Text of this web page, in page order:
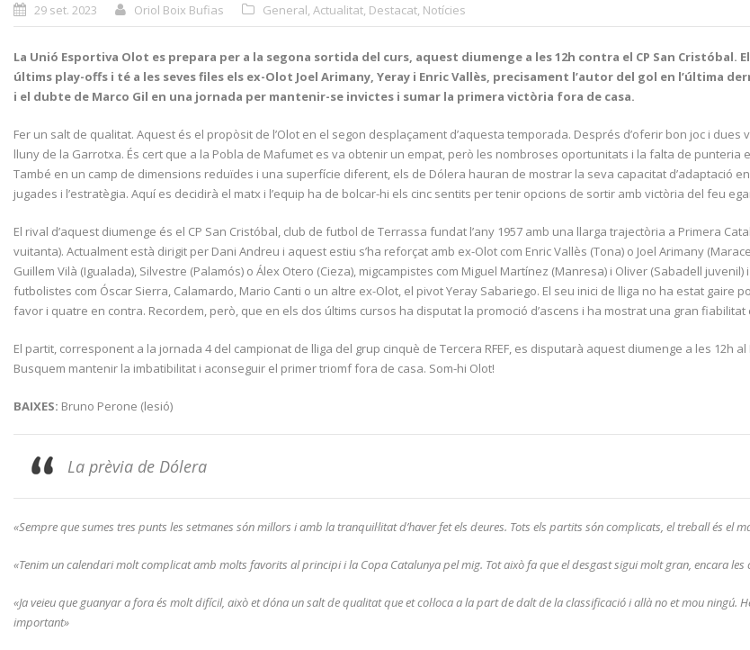
29 set. 2023 Oriol Boix Bufias General Actualitat Destacat Notícies
La Unió Esportiva Olot es prepara per a la segona sortida del curs, aquest diumenge a les 12h contra el CP San
últims play-offs i té a les seves files els ex-Olot Joel Arimany, Yeray i Enric Vallès, precisament l’autor del gol en l’última
i el dubte de Marco Gil en una jornada per mantenir-se invictes i sumar la primera victòria fora de casa.
Fer un salt de qualitat. Aquest és el propòsit de l’Olot en el segon desplaçament d’aquesta temporada. Després d’oferir bon joc i
lluny de la Garrotxa. És cert que a la Pobla de Mafumet es va obtenir un empat, però les nombroses oportunitats i la falta de
També en un camp de dimensions reduïdes i una superfície diferent, els de Dólera hauran de mostrar la seva capacitat d’adaptació
jugades i l’estratègia. Aquí es decidirà el matx i l’equip ha de bolcar-hi els cinc sentits per tenir opcions de sortir amb victòria del feu
El rival d’aquest diumenge és el CP San Cristóbal, club de futbol de Terrassa fundat l’any 1957 amb una llarga trajectòria a Primera
vuitanta). Actualment està dirigit per Dani Andreu i aquest estiu s’ha reforçat amb ex-Olot com Enric Vallès (Tona) o Joel Arimany
Guillem Vilà (Igualada), Silvestre (Palamós) o Álex Otero (Cieza), migcampistes com Miguel Martínez (Manresa) i Oliver (Sabadell
futbolistes com Óscar Sierra, Calamardo, Mario Canti o un altre ex-Olot, el pivot Yeray Sabariego. El seu inici de lliga no ha estat
favor i quatre en contra. Recordem, però, que en els dos últims cursos ha disputat la promoció d’ascens i ha mostrat una gran
El partit, corresponent a la jornada 4 del campionat de lliga del grup cinquè de Tercera RFEF, es disputarà aquest diumenge a les 12h
Busquem mantenir la imbatibilitat i aconseguir el primer triomf fora de casa. Som-hi Olot!
BAIXES: Bruno Perone (lesió)
La prèvia de Dólera
«Sempre que sumes tres punts les setmanes són millors i amb la tranquil·litat d’haver fet els deures. Tots els partits són complicats, el treball és el
«Tenim un calendari molt complicat amb molts favorits al principi i la Copa Catalunya pel mig. Tot això fa que el desgast sigui molt gran, encara
«Ja veieu que guanyar a fora és molt difícil, això et dóna un salt de qualitat que et col·loca a la part de dalt de la classificació i allà no et mou
important»